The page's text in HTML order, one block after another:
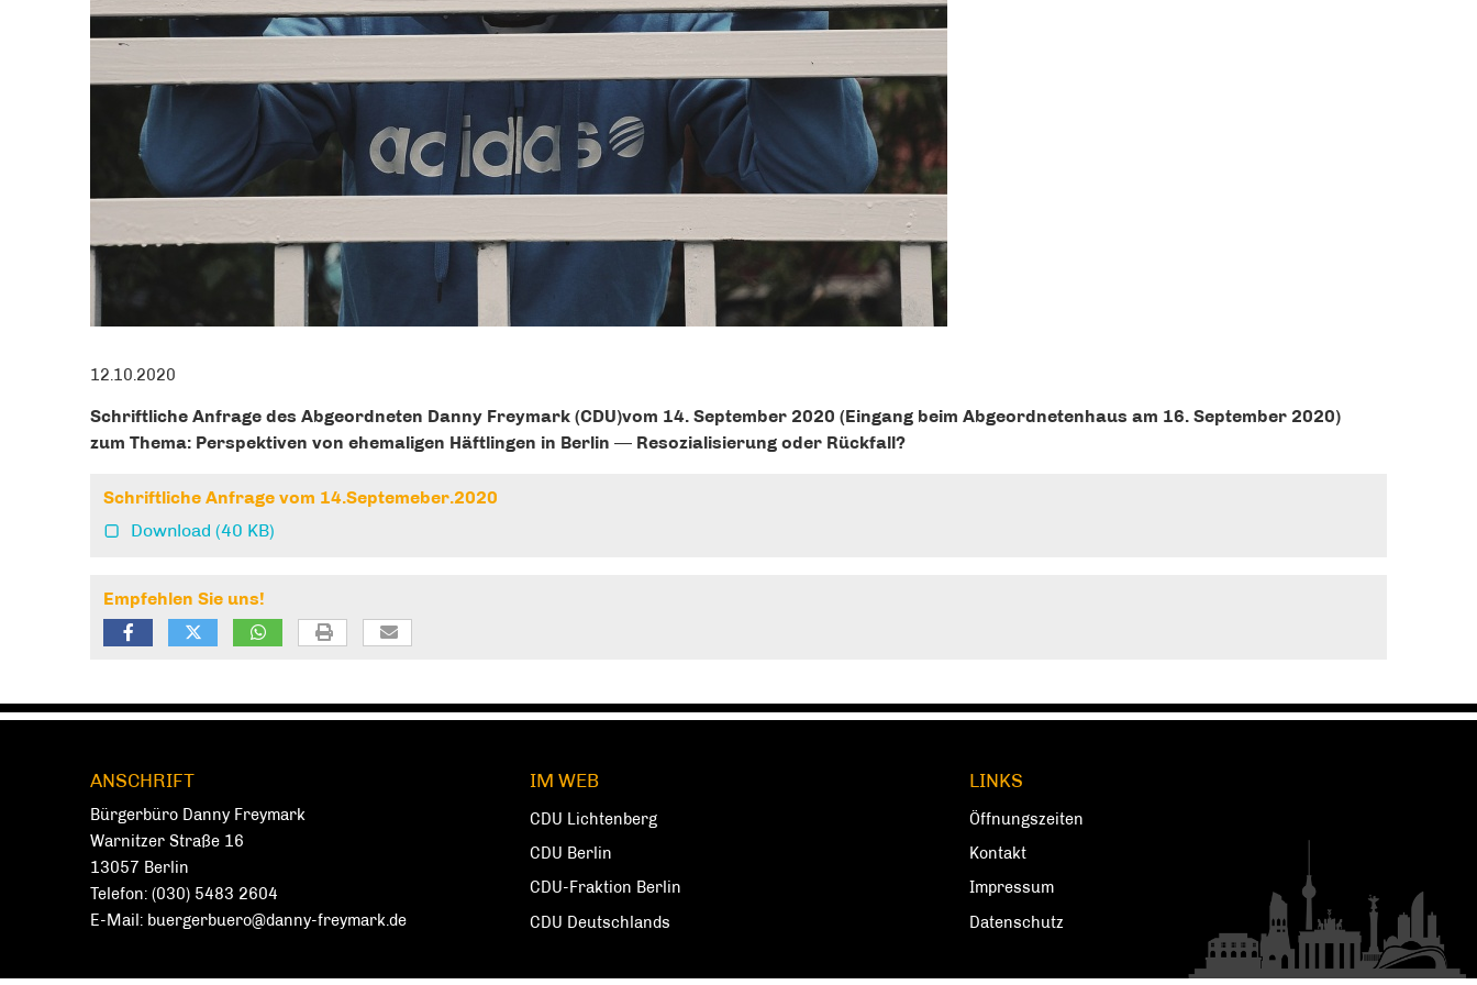
12.10.2020
Schrift­li­che Anfra­ge des Abge­ord­ne­ten Dan­ny Frey­mark (CDU)vom 14. Sep­tem­ber 2020 (Ein­gang beim Abge­ord­ne­ten­haus am 16. Sep­tem­ber 2020)
zum The­ma: Per­spek­ti­ven von ehe­ma­li­gen Häft­lin­gen in Ber­lin ― Reso­zia­li­sie­rung oder Rück­fall?
Schriftliche Anfrage vom 14.Septemeber.2020
Download (40 KB)
Empfehlen Sie uns!
Fußbereich
ANSCHRIFT
Bürgerbüro Danny Freymark
Warnitzer Straße 16
13057 Ber­lin
Telefon: (030) 5483 2604
E-Mail: buergerbuero@danny-freymark.de
IM WEB
CDU Lichtenberg
CDU Berlin
CDU-Fraktion Berlin
CDU Deutschlands
LINKS
Öffnungszeiten
Kontakt
Impressum
Datenschutz